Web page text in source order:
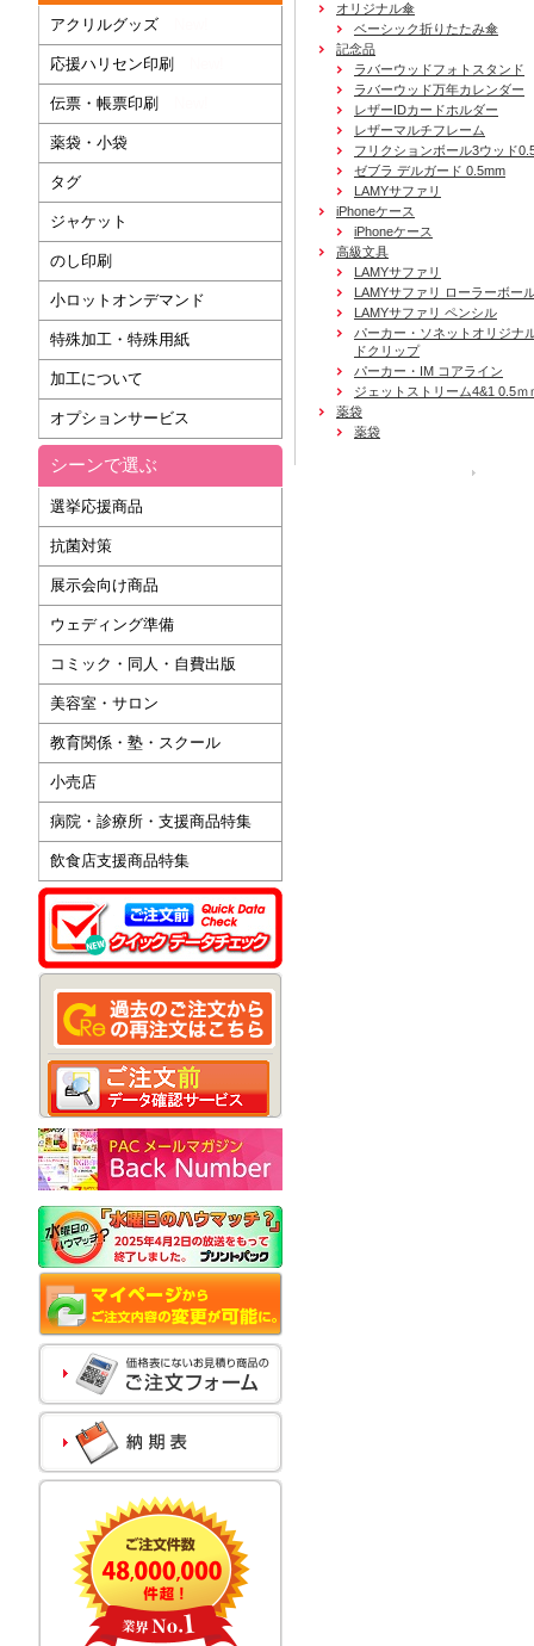
アクリルグッズ
応援ハリセン印刷
伝票・帳票印刷
薬袋・小袋
タグ
ジャケット
のし印刷
小ロットオンデマンド
特殊加工・特殊用紙
加工について
オプションサービス
シーンで選ぶ
選挙応援商品
抗菌対策
展示会向け商品
ウェディング準備
コミック・同人・自費出版
美容室・サロン
教育関係・塾・スクール
小売店
病院・診療所・支援商品特集
飲食店支援商品特集
オリジナル傘
ベーシック折りたたみ傘
記念品
ラバーウッドフォトスタンド
ラバーウッド万年カレンダー
レザーIDカードホルダー
レザーマルチフレーム
フリクションボール3ウッド
ゼブラ デルガード 0.5mm
LAMYサファリ
iPhoneケース
iPhoneケース
高級文具
LAMYサファリ
LAMYサファリ ローラーボー
LAMYサファリ ペンシル
パーカー・ソネットオリジナ
ドクリップ
パーカー・IM コアライン
ジェットストリーム4&1 0.5ｍ
薬袋
薬袋